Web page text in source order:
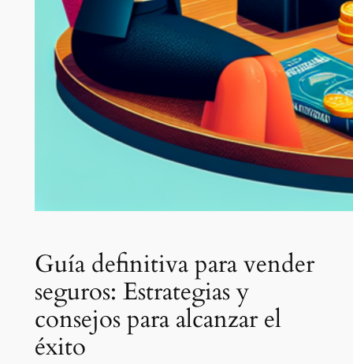
Guía definitiva para vender
seguros: Estrategias y
consejos para alcanzar el
éxito